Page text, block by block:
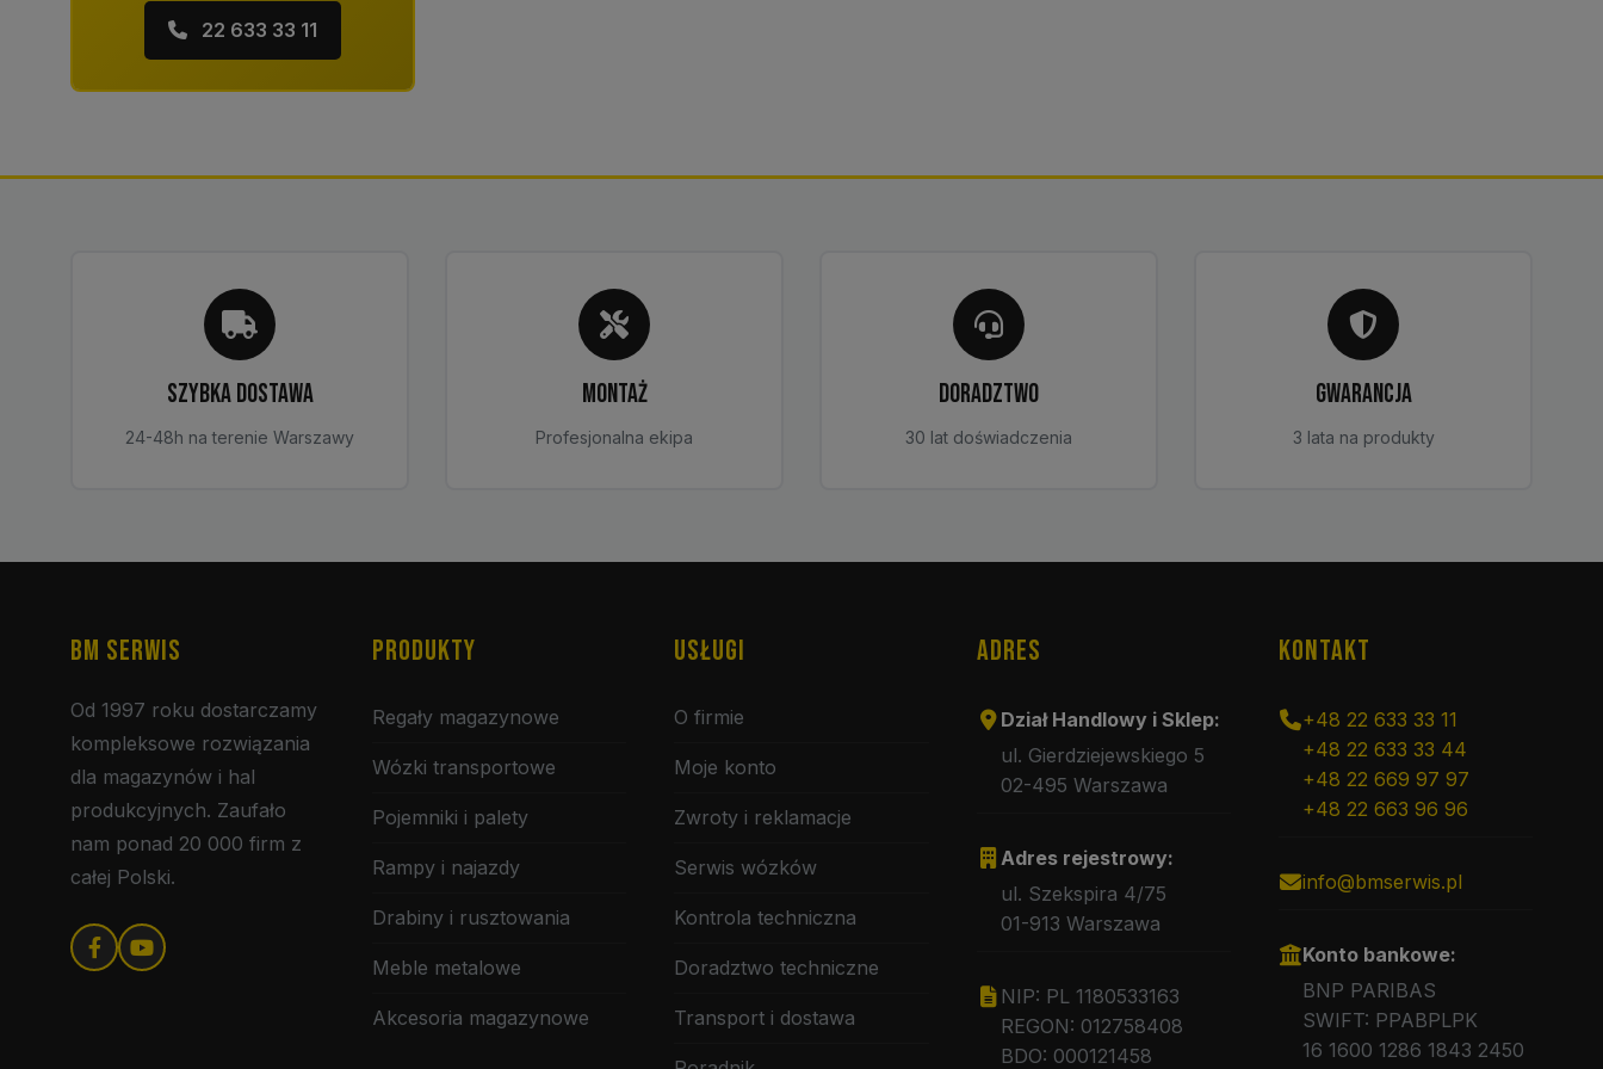
22 633 33 11
SZYBKA DOSTAWA
24-48h na terenie Warszawy
MONTAŻ
Profesjonalna ekipa
DORADZTWO
30 lat doświadczenia
GWARANCJA
3 lata na produkty
BM SERWIS
Od 1997 roku dostarczamy
kompleksowe rozwiązania
dla magazynów i hal
produkcyjnych. Zaufało
nam ponad 20 000 firm z
całej Polski.
PRODUKTY
Regały magazynowe
Wózki transportowe
Pojemniki i palety
Rampy i najazdy
Drabiny i rusztowania
Meble metalowe
Akcesoria magazynowe
USŁUGI
O firmie
Moje konto
Zwroty i reklamacje
Serwis wózków
Kontrola techniczna
Doradztwo techniczne
Transport i dostawa
ADRES
Dział Handlowy i Sklep:
ul. Gierdziejewskiego 5
02-495 Warszawa
Adres rejestrowy:
ul. Szekspira 4/75
01-913 Warszawa
NIP: PL 1180533163
REGON: 012758408
BDO: 000121458
KONTAKT
+48 22 633 33 11
+48 22 633 33 44
+48 22 669 97 97
+48 22 663 96 96
info@bmserwis.pl
Konto bankowe:
BNP PARIBAS
SWIFT: PPABPLPK
16 1600 1286 1843 2450